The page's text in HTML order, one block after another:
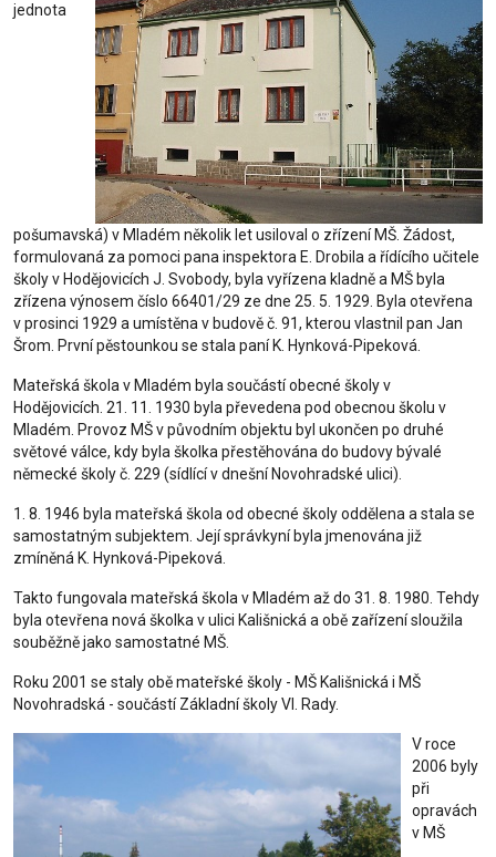
jednota
pošumavská) v Mladém několik let usiloval o zřízení MŠ. Žádost,
formulovaná za pomoci pana inspektora E. Drobila a řídícího učitele
školy v Hodějovicích J. Svobody, byla vyřízena kladně a MŠ byla
zřízena výnosem číslo 66401/29 ze dne 25. 5. 1929. Byla otevřena
v prosinci 1929 a umístěna v budově č. 91, kterou vlastnil pan Jan
Šrom. První pěstounkou se stala paní K. Hynková-Pipeková.
Mateřská škola v Mladém byla součástí obecné školy v
Hodějovicích. 21. 11. 1930 byla převedena pod obecnou školu v
Mladém. Provoz MŠ v původním objektu byl ukončen po druhé
světové válce, kdy byla školka přestěhována do budovy bývalé
německé školy č. 229 (sídlící v dnešní Novohradské ulici).
1. 8. 1946 byla mateřská škola od obecné školy oddělena a stala se
samostatným subjektem. Její správkyní byla jmenována již
zmíněná K. Hynková-Pipeková.
Takto fungovala mateřská škola v Mladém až do 31. 8. 1980. Tehdy
byla otevřena nová školka v ulici Kališnická a obě zařízení sloužila
souběžně jako samostatné MŠ.
Roku 2001 se staly obě mateřské školy - MŠ Kališnická i MŠ
Novohradská - součástí Základní školy Vl. Rady.
V roce
2006 byly
při
opravách
v MŠ